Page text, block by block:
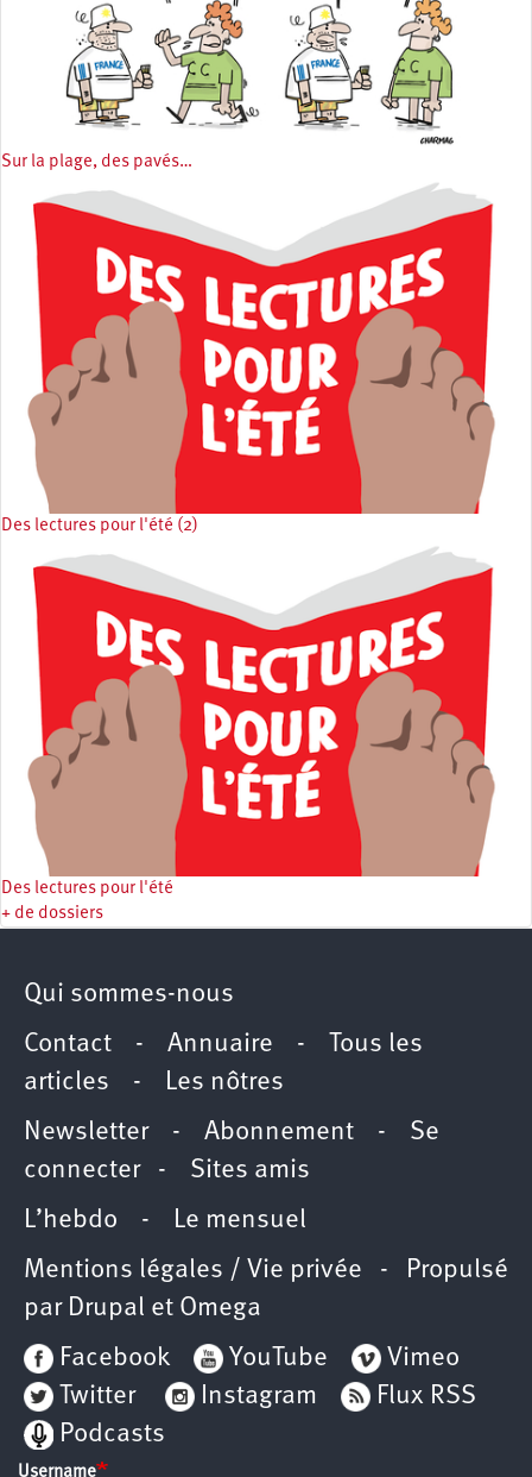
Sur la plage, des pavés…
Des lectures pour l'été (2)
Des lectures pour l'été
+ de dossiers
Qui sommes-nous
Contact - Annuaire -
Tous les
articles - Les nôtres
Newsletter- Abonnement - Se
connecter- Sites amis
L’hebdo - Le mensuel
Mentions légales / Vie privée - Propulsé
par Drupal et Omega
Facebook
YouTube
Vimeo
Twitter
Instagram
Flux RSS
Podcasts
Username